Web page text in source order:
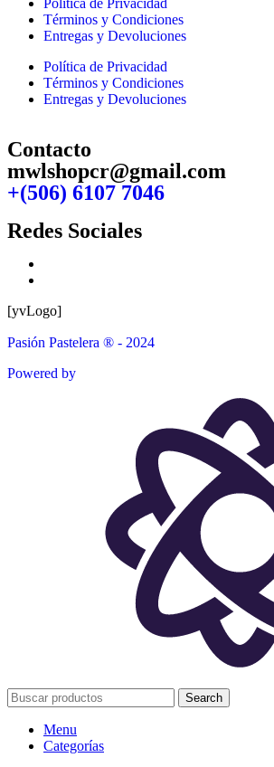
Términos y Condiciones
Entregas y Devoluciones
Política de Privacidad
Términos y Condiciones
Entregas y Devoluciones
Contacto
mwlshopcr@gmail.com
+(506) 6107 7046
Redes Sociales
[yvLogo]
Pasión Pastelera ® - 2024
Powered by
Search
Menu
Categorías